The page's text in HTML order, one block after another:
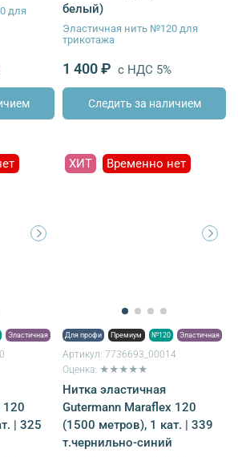
для
белый)
Эластичная нить №120 для
трикотажа
1 400 ₽ с НДС 5%
Следить за наличием
Эластичная
120
| 325
ХИТ Временно нет
Для профи Премиум №120 Эластичная
Артикул: 7736693_00014
Оценка: ★★★★★
Нитка эластичная
Gutermann Maraflex 120
(1500 метров), 1 кат. | 339
т.чернильно-синий